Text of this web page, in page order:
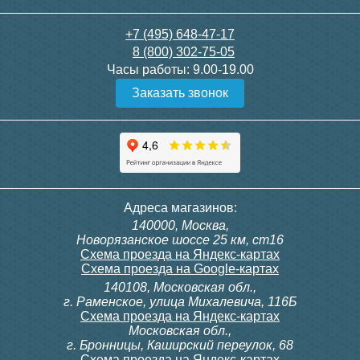
3 950
Подробнее
+7 (495) 648-47-17
8 (800) 302-75-05
Часы работы: 9.00-19.00
Заказать звонок
Адреса магазинов:
140000, Москва,
Новорязанское шоссе 25 км, ст16
Схема проезда на Яндекс-картах
Схема проезда на Google-картах
140108, Московская обл.,
г. Раменское, улица Михалевича, 116Б
Схема проезда на Яндекс-картах
Московская обл.,
г. Бронницы, Каширский переулок, 68